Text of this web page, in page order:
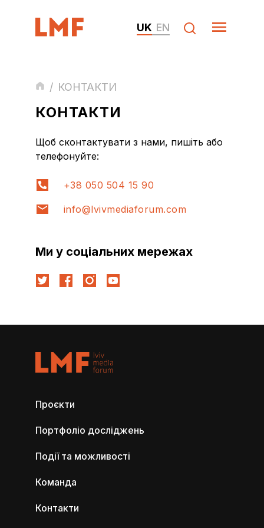
UK EN
/ КОНТАКТИ
КОНТАКТИ
Щоб сконтактувати з нами, пишіть або
телефонуйте:
+38 050 504 15 90
info@lvivmediaforum.com
Ми у соціальних мережах
Проєкти
Портфоліо досліджень
Події та можливості
Команда
Контакти